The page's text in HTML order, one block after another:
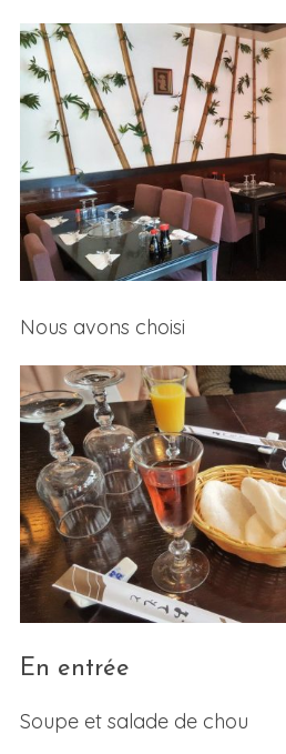
Nous avons choisi
En entrée
Soupe et salade de chou